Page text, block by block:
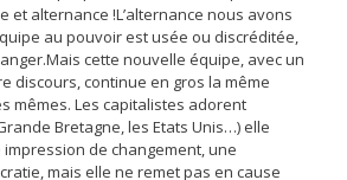
et alternance !L’alternance nous avons
au pouvoir est usée ou discréditée,
cette nouvelle équipe, avec un
discours, continue en gros la même
mêmes. Les capitalistes adorent
Bretagne, les Etats Unis…) elle
de changement, une
mais elle ne remet pas en cause